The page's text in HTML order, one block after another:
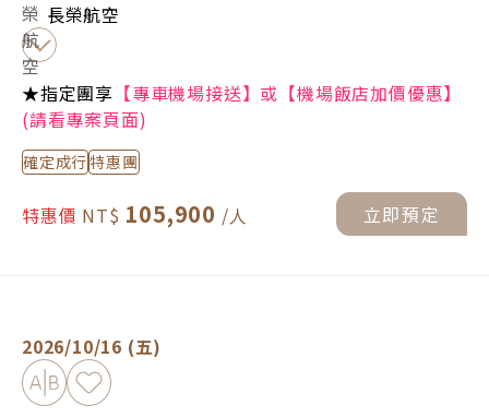
長榮航空
★指定團享 【專車機場接送】或【機場飯店加價優惠】
(請看專案頁面)
確定成行特惠團
特惠價 105,900 立即預定
2026/10/16 (五)
加入比較加入最愛